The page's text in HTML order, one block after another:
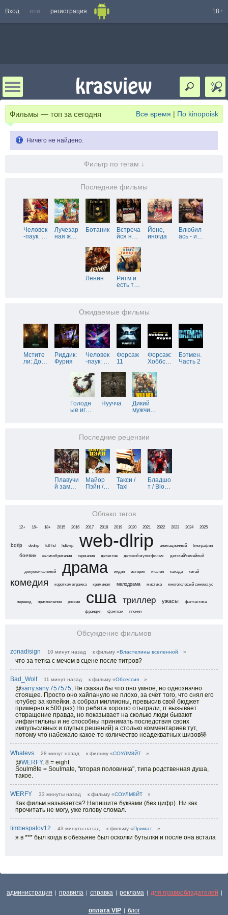
Вход или регистрация 18+
Фильмы — топ за сегодня Все время | По kinopoisk
Ничего не найдено.
Фильтр по тегам ↓
Последние фильмы
Человек
-паук: …
Лучезар
ная ж…
Ботаник
Встреча
йся н…
Йоне,
иногда
Влюбил
ась - и…
Ленин
Ритм и
есть т…
Ожидаемые фильмы
Мстите
ли: До…
Риддик:
Фурия
Человек
-паук: …
Форсаж
11
Форсаж:
Хоббс…
Бэтмен.
Часть 2
Голодн
ые иг…
Нуучча
Дикий
мужчи…
Последние рецензии
Плавучи
й зам…
Майор
Пэйн /…
Такси /
Taxi
Бладшо
т / Blo…
Облако тегов
12+ 16+ 18+ 2015 2016 2017 2018 2019 2020 2021 2022 2023 2024 2025
bdrip dvdrip full hd hdtvrip web-dlrip анимационный биография
боевик великобритания германия детектив детский мультфильм детский/семейный
документальный драма индия история италия канада китай
комедия короткометражка криминал мелодрама мистика многоголосый синема ус
перевод приключения россия сша триллер ужасы
фантастика
франция
фэнтези япония
Обсуждение фильмов
zonadisign 10 минут назад к фильму «Властелины вселенной »
что за тетка с мечом в сцене после титров?
Bad_Wolf 11 минут назад к фильму «Обсессия »
@sany.sany.757575, Не сказал бы что оно умное, но однозначно
стоящее. Просто оно хайпануло не плохо, за счёт того, что снял его
ютубер за копейки, а собрал миллионы, превысив свой бюджет
примерно в 500 раз) Но ребята хорошо отыграли, гг вызывает
отвращение правда, но показывает на сколько люди бывают
инфантильны и не способны принимать последствия своих
импульсивных и глупых решений) а столько комментариев тут,
потому что набежало какое-то количество неадекватных шизов🤣
Whatevs 28 минут назад к фильму «СОУЛМ8ЙТ »
@WERFY, 8 = eight
Soulm8te = Soulmate, "вторая половинка", типа родственная душа,
такое.
WERFY 33 минуты назад к фильму «СОУЛМ8ЙТ »
Как фильм называется? Напишите буквами (без цифр). Ни как
прочитать не могу, уже голову сломал.
timbespalov12 43 минуты назад к фильму «Примат »
я в *** был когда в обезьяне был осколки бутылки и после она встала
администрация | правила | справка | реклама | для правообладателей |
оплата VIP | блог